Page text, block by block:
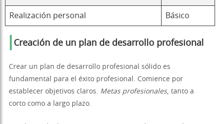
Realización personal Básico
Creación de un plan de desarrollo profesional
Crear un plan de desarrollo profesional sólido es
fundamental para el éxito profesional. Comience por
establecer objetivos claros. Metas profesionales, tanto a
corto como a largo plazo.